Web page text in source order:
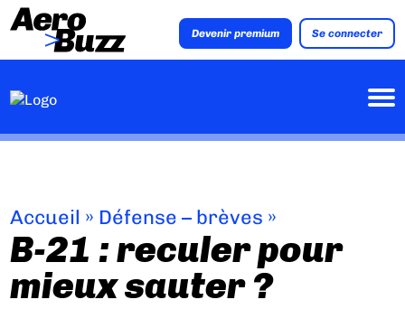
Devenir premium Se connecter
Accueil » Défense – brèves »
B-21 : reculer pour
mieux sauter ?